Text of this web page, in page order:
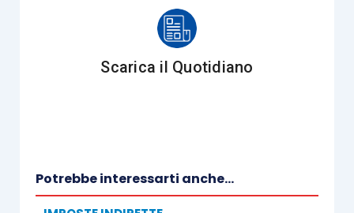
Ciò in quanto la base imponibile dell’imposta di
registro, in tale ipotesi, doveva essere
Scarica il Quotidiano
Potrebbe interessarti anche...